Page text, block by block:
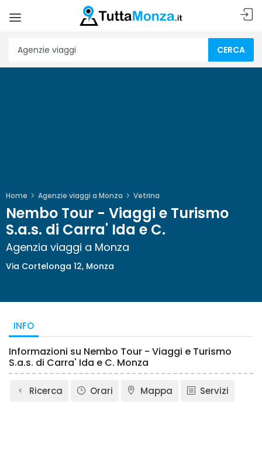
CERCA
Home Agenzie viaggi a Monza Vetrina
Nembo Tour - Viaggi e Turismo
S.a.s. di Carra' Ida e C.
Agenzia viaggi a Monza
Via Cortelonga 12, Monza
INFO
Informazioni su Nembo Tour - Viaggi e Turismo
S.a.s. di Carra' Ida e C. Monza
Ricerca Orari Mappa Servizi